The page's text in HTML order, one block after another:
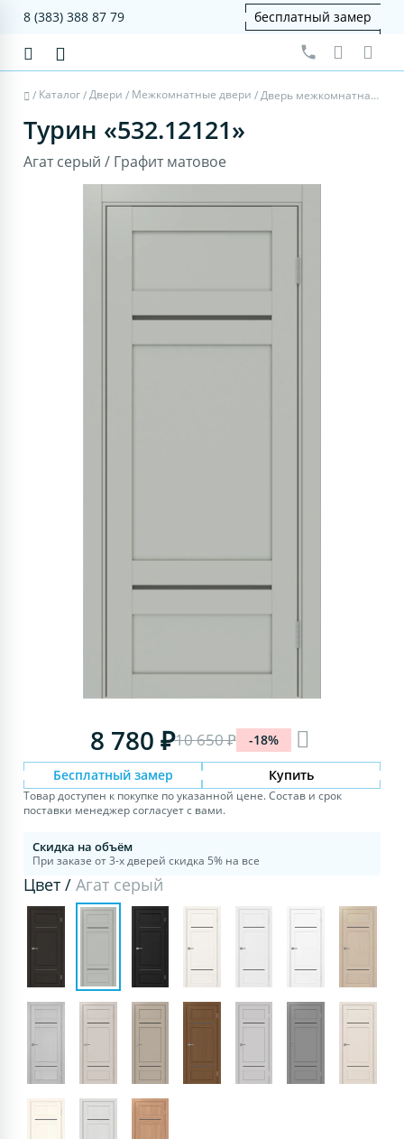
8 (383) 388 87 79 бесплатный замер
/ Каталог/Двери / Межкомнатные двери / Дверь межкомнатная Турин 532.12121 - агат серый, графит матовое
Турин «532.12121»
Агат серый / Графит матовое
8 780 ₽10 650 ₽ -18%
Бесплатный замер Купить
Товар доступен к покупке по указанной цене. Состав и срок
поставки менеджер согласует с вами.
Скидка на объём
При заказе от 3-х дверей скидка 5% на все
Цвет /Агат серый